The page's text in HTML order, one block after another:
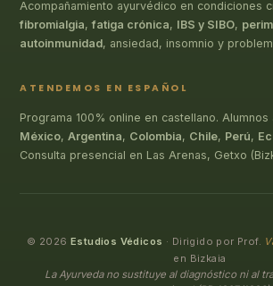
Acompañamiento ayurvédico en condiciones
fibromialgia,fatiga crónica, IBS y SIBO,
autoinmunidad, ansiedad, insomnio y
ATENDEMOS EN ESPAÑOL
Programa 100% online en castellano. Alumnos
México, Argentina, Colombia, Chile, Perú,
Consulta presencial en Las Arenas, Getxo
© 2026Estudios Védicos · Dirigido por Prof.
en Bizkaia
La Ayurveda no sustituye al diagnóstico ni al